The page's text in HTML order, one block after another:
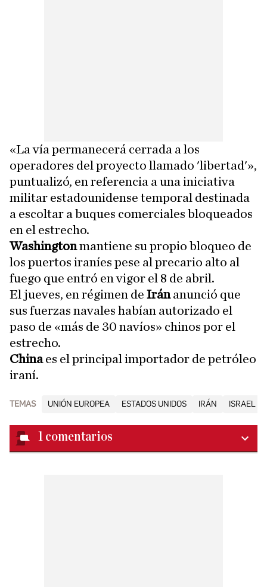
«La vía permanecerá cerrada a los
operadores del proyecto llamado 'libertad'»,
puntualizó, en referencia a una iniciativa
militar estadounidense temporal destinada
a escoltar a buques comerciales bloqueados
en el estrecho.
Washingtonmantiene su propio bloqueo de
los puertos iraníes pese al precario alto al
fuego que entró en vigor el 8 de abril.
El jueves, en régimen de Iránanunció que
sus fuerzas navales habían autorizado el
paso de «más de 30 navíos» chinos por el
estrecho.
Chinaes el principal importador de petróleo
iraní.
TEMAS UNIÓN EUROPEA ESTADOS UNIDOS IRÁN ISRAEL
1 comentarios